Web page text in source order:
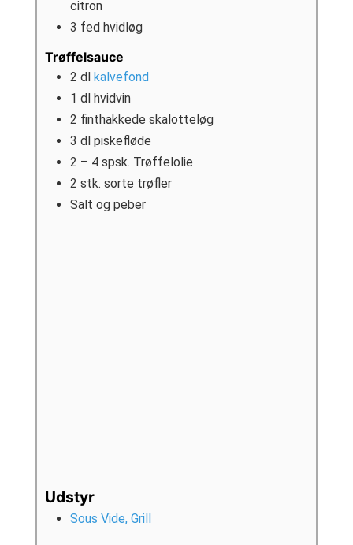
citron
3 fed hvidløg
Trøffelsauce
2 dl
kalvefond
1 dl
hvidvin
2 finthakkede skalotteløg
3 dl piskefløde
2 – 4 spsk. Trøffelolie
2 stk. sorte trøfler
Salt og peber
Udstyr
Sous Vide, Grill